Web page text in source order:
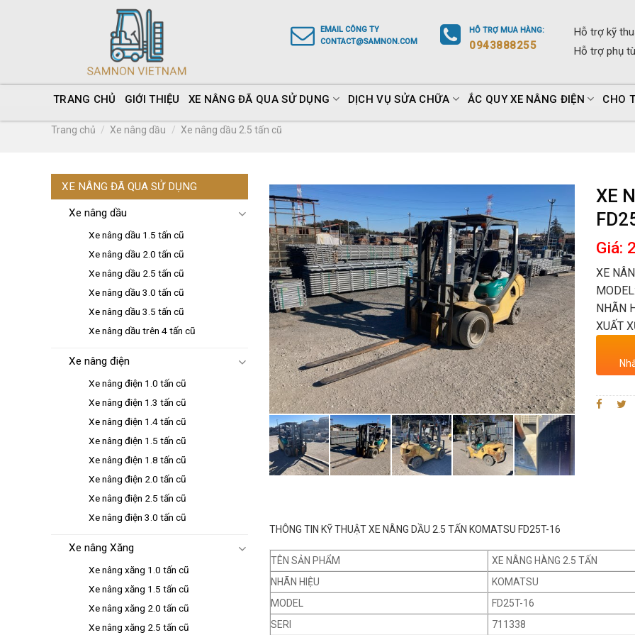
Hỗ trợ kỹ
Hỗ trợ phụ
HỖ TRỢMUA HÀNG:
0943888255
EMAIL CÔNG TY
CONTACT@SAMNON.COM
TRANG CHỦ GIỚI THIỆU XE NÂNG ĐÃ QUA SỬ DỤNG DỊCH VỤ SỬA CHỮA ẮC QUY XE NÂNG ĐIỆN CHO
Trang chủ / Xe nâng dầu / Xe nâng dầu 2.5 tấn cũ
XE NÂNG ĐÃ QUA SỬ DỤNG
Xe nâng dầu
Xe nâng dầu 1.5 tấn cũ
Xe nâng dầu 2.0 tấn cũ
Xe nâng dầu 2.5 tấn cũ
Xe nâng dầu 3.0 tấn cũ
Xe nâng dầu 3.5 tấn cũ
Xe nâng dầu trên 4 tấn cũ
Xe nâng điện
Xe nâng điện 1.0 tấn cũ
Xe nâng điện 1.3 tấn cũ
Xe nâng điện 1.4 tấn cũ
Xe nâng điện 1.5 tấn cũ
Xe nâng điện 1.8 tấn cũ
Xe nâng điện 2.0 tấn cũ
Xe nâng điện 2.5 tấn cũ
Xe nâng điện 3.0 tấn cũ
Xe nâng Xăng
Xe nâng xăng 1.0 tấn cũ
Xe nâng xăng 1.5 tấn cũ
Xe nâng xăng 2.0 tấn cũ
Xe nâng xăng 2.5 tấn cũ
XE
Giá:
XE
NHÃN
XUẤT
THÔNG TIN KỸ THUẬT XE NÂNG DẦU 2.5 TẤN KOMATSU FD25T-16
TÊN SẢN PHẨM
XE NÂNG HÀNG 2.5 TẤN
NHÃN HIỆU
KOMATSU
MODEL
FD25T-16
SERI
711338